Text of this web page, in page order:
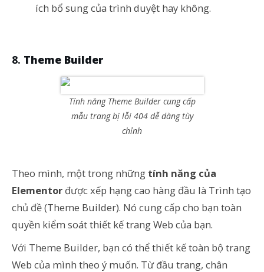
ích bổ sung của trình duyệt hay không.
Theme Builder
Tính năng Theme Builder cung cấp
mẫu trang bị lỗi 404 dễ dàng tùy
chỉnh
Theo mình, một trong những tính năng của
Elementor được xếp hạng cao hàng đầu là Trình tạo
chủ đề (Theme Builder). Nó cung cấp cho bạn toàn
quyền kiểm soát thiết kế trang Web của bạn.
Với Theme Builder, bạn có thể thiết kế toàn bộ trang
Web của mình theo ý muốn. Từ đầu trang, chân